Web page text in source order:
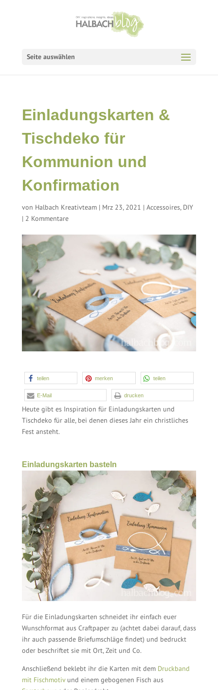
Seite auswählen
Einladungskarten &
Tischdeko für
Kommunion und
Konfirmation
von Halbach Kreativteam| Mrz 23, 2021 | Accessoires, DIY
| 2 Kommentare
teilen merken teilen
E-Mail drucken
Heute gibt es Inspiration für Einladungskarten und
Tischdeko für alle, bei denen dieses Jahr ein christliches
Fest ansteht.
Einladungskarten basteln
Für die Einladungskarten schneidet ihr einfach euer
Wunschformat aus Craftpaper zu (achtet dabei darauf, dass
ihr auch passende Briefumschläge findet) und bedruckt
oder beschriftet sie mit Ort, Zeit und Co.
Anschließend beklebt ihr die Karten mit dem Druckband
mit Fischmotivund einem gebogenen Fisch aus